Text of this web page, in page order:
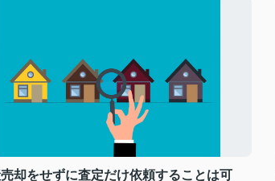
却をせずに査定だけ依頼することは可